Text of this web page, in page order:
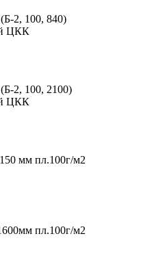
2, 100, 840)
ЦКК
2, 100, 2100)
ЦКК
мм пл.100г/м2
пл.100г/м2